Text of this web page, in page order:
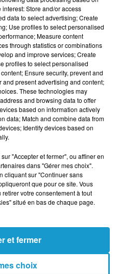
saluent une
attendue ». Les
des enfants épuisés
téléphone ou victimes
ton est différent.
le gouvernement « ne
du numérique » et
rien ».
déjà vers des
comme
les téléchargements
récemment confirmé
législation
Store and/or access
data to select advertising; Create
Use profiles to select personalised
Measure content
through statistics or combinations
and improve services; Create
profiles to select personalised
Ensure security, prevent and
present advertising and content;
These technologies may
and browsing data to offer
based on information actively
data; Match and combine data from
Identify devices based on
"Accepter et fermer", ou affiner en
dans "Gérer mes choix".
cliquant sur "Continuer sans
que pour ce site. Vous
votre consentement à tout
situé en bas de chaque page.
choix
et fermer